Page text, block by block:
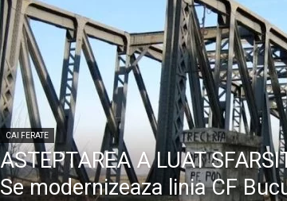
CAI FERATE
ASTEPTAREA A LUAT
Se modernizeaza linia CF